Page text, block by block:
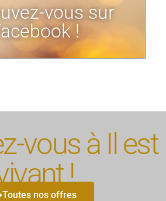
vous sur
!
vous à Il est
!
Toutes nos offres